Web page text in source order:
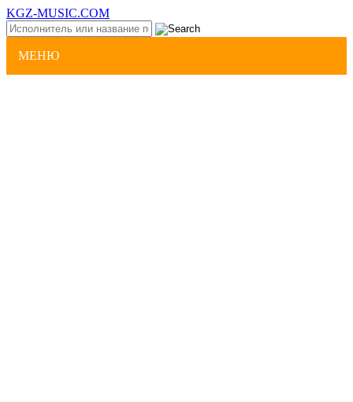
KGZ-MUSIC.COM
МЕНЮ